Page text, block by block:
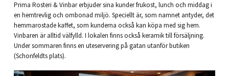
Prima Rosteri & Vinbar erbjuder sina kunder frukost, lunch och middag i
en hemtrevlig och ombonad miljö. Speciellt är, som namnet antyder, det
hemmarostade kaffet, som kunderna också kan köpa med sig hem.
Vinbaren är alltid välfylld. I lokalen finns också keramik till försäljning.
Under sommaren finns en uteservering på gatan utanför butiken
(Schonfeldts plats).